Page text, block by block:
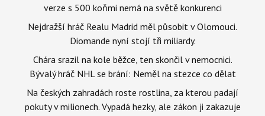
verze s 500 koňmi nemá na světě konkurenci
Nejdražší hráč Realu Madrid měl působit v Olomouci.
Diomande nyní stojí tři miliardy.
Chára srazil na kole běžce, ten skončil v nemocnici.
Bývalý hráč NHL se brání: Neměl na stezce co dělat
Na českých zahradách roste rostlina, za kterou padají
pokuty v milionech. Vypadá hezky, ale zákon ji zakazuje